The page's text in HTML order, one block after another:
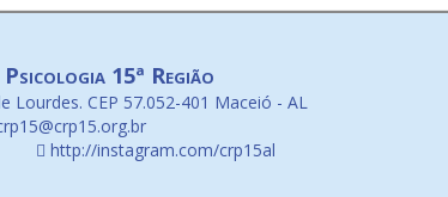
15ª Região
Lourdes. CEP 57.052-401 Maceió - AL
http://instagram.com/crp15al